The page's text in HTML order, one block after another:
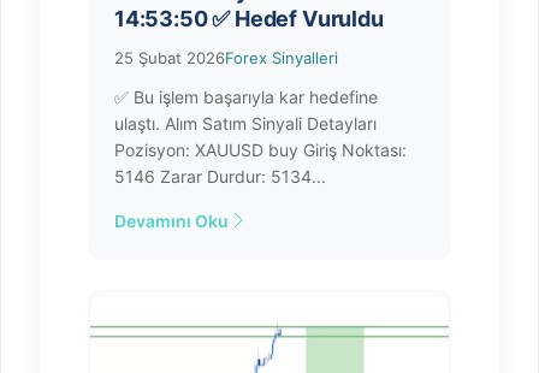
14:53:50 ✅ Hedef Vuruldu
25 Şubat 2026Forex Sinyalleri
✅ Bu işlem başarıyla kar hedefine
ulaştı. Alım Satım Sinyali Detayları
Pozisyon: XAUUSD buy Giriş Noktası:
5146 Zarar Durdur: 5134...
Devamını Oku